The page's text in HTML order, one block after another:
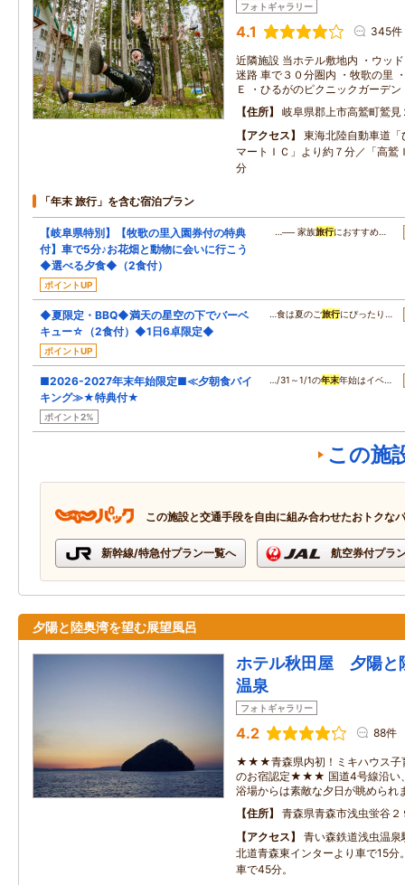
フォトギャラリー
4.1 345件
近隣施設 当ホテル敷地内 ・ウッ
迷路 車で３０分圏内 ・牧歌の里
Ｅ ・ひるがのピクニックガーデン
住所
岐阜県郡上市高鷲町鷲
アクセス
東海北陸自動車道
マートＩＣ」より約７分／「高鷲
分
「年末 旅行」を含む宿泊プラン
【岐阜県特別】【牧歌の里入園券付の特典
付】車で5分♪お花畑と動物に会いに行こう
◆選べる夕食◆（2食付）
ポイントUP
…── 家族旅行におすすめ…
◆夏限定・BBQ◆満天の星空の下でバーベ
キュー☆（2食付）◆1日6卓限定◆
ポイントUP
…食は夏のご旅行にぴったり…
■2026-2027年末年始限定■≪夕朝食バイ
キング≫★特典付★
ポイント2%
…/31～1/1の年末年始はイベ…
この施
この施設と交通手段を自由に組み合わせたおトクな
新幹線/特急付プラン一覧へ 航空券付プラ
夕陽と陸奥湾を望む展望風呂
ホテル秋田屋 夕陽と
温泉
フォトギャラリー
4.2 88件
★★★青森県内初！ミキハウス子
のお宿認定★★★ 国道4号線沿い
浴場からは素敵な夕日が眺められ
住所
青森県青森市浅虫蛍谷
アクセス
青い森鉄道浅虫温
北道青森東インターより車で15分
車で45分。